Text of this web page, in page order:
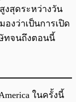
งสุดระหว่างวัน
งว่าเป็นการเปิด
ทจนถึงตอนนี้
ในครั้งนี้